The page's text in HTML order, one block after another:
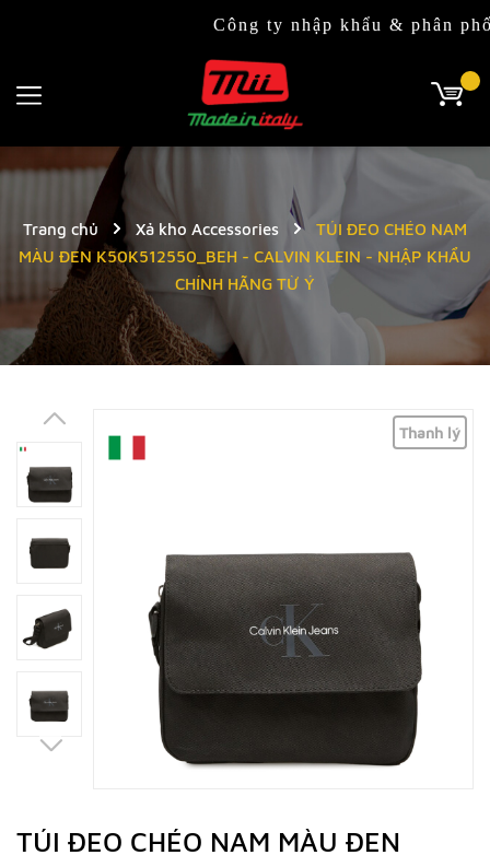
Công ty nhập khẩu & phân phối
Trang chủ Xả kho Accessories
TÚI ĐEO CHÉO NAM
MÀU ĐEN K50K512550_BEH - CALVIN KLEIN - NHẬP KHẨU
CHÍNH HÃNG TỪ Ý
Thanh lý
TÚI ĐEO CHÉO NAM MÀU ĐEN